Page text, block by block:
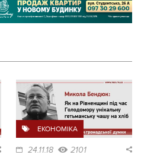
ЕКОНОМІКА
24.11.18 2101